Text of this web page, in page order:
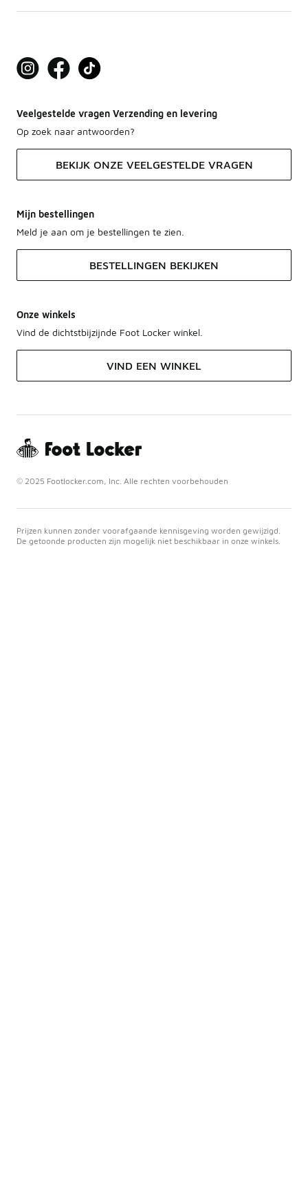
Veelgestelde vragen Verzending en levering
Op zoek naar antwoorden?
BEKIJK ONZE VEELGESTELDE VRAGEN
Mijn bestellingen
Meld je aan om je bestellingen te zien.
BESTELLINGEN BEKIJKEN
Onze winkels
Vind de dichtstbijzijnde Foot Locker winkel.
VIND EEN WINKEL
© 2025 Footlocker.com, Inc. Alle rechten voorbehouden
Prijzen kunnen zonder voorafgaande kennisgeving worden gewijzigd.
De getoonde producten zijn mogelijk niet beschikbaar in onze winkels.